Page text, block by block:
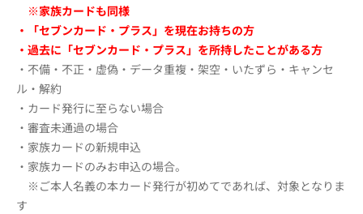
※家族カードも同様
・「セブンカード・プラス」を現在お持ちの方
・過去に「セブンカード・プラス」を所持したことがある方
・不備・不正・虚偽・データ重複・架空・いたずら・キャンセ
ル・解約
・カード発行に至らない場合
・審査未通過の場合
・家族カードの新規申込
・家族カードのみお申込の場合。
※ご本人名義の本カード発行が初めてであれば、対象となりま
す